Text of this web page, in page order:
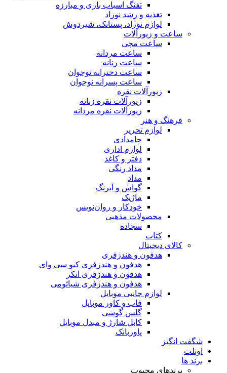
تفنگ اسباب بازی و مبارزه
تغذیه و رشد نوزاد
لوازم نوزاد، پستانک، شیردوش
ساعت و زیور‌آلات
ساعت مچی
ساعت مردانه
ساعت زنانه
ساعت دخترانه نوجوان
ساعت پسرانه نوجوان
زیورآلات نقره
زیورآلات نقره زنانه
زیورآلات نقره مردانه
فرهنگ و هنر
لوازم تحریر
جامدادی
لوازم اداری
دفتر و کاغذ
مداد رنگی
مداد
گواش و آبرنگ
ماژیک
خودکار و روان‌نویس
محصولات مذهبی
سجاده
کتاب
کالای دیجیتال
هدفون و هندزفری
هدفون و هندزفری کیو سی وای
هدفون و هندزفری انکر
هدفون و هندزفری شیائومی
لوازم جانبی موبایل
قاب و کاور موبایل
گلس گوشی
کابل شارژ و مبدل موبایل
پاوربانک
شگفت انگیز
اوتلت
برند ها
برندهای محبوب